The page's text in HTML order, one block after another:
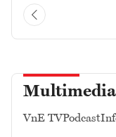
Multimedia
VnE TVPodcast